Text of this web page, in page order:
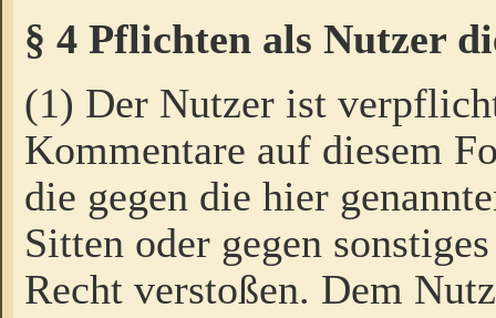
§ 4 Pflichten als Nutzer
(1) Der Nutzer ist
Kommentare auf diesem
die gegen die hier
Sitten oder gegen
Recht verstoßen. Dem